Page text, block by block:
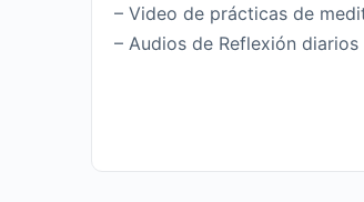
– Video de prácticas de
– Audios de Reflexión diarios